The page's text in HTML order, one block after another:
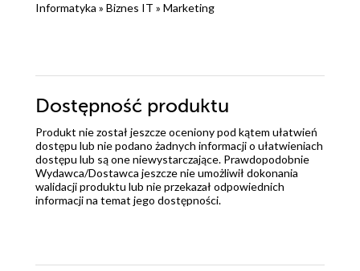
Informatyka » Biznes IT » Marketing
Dostępność produktu
Produkt nie został jeszcze oceniony pod kątem ułatwień
dostępu lub nie podano żadnych informacji o ułatwieniach
dostępu lub są one niewystarczające. Prawdopodobnie
Wydawca/Dostawca jeszcze nie umożliwił dokonania
walidacji produktu lub nie przekazał odpowiednich
informacji na temat jego dostępności.